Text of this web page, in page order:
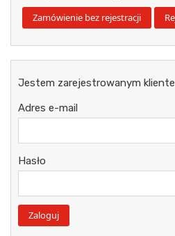
Jestem zarejestrowanym
Adres e-mail
Hasło